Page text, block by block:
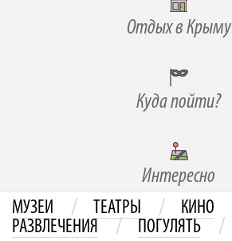
Отдых в Крыму
Куда пойти?
Интересно
МУЗЕИ / ТЕАТРЫ / КИНО
РАЗВЛЕЧЕНИЯ / ПОГУЛЯТЬ /